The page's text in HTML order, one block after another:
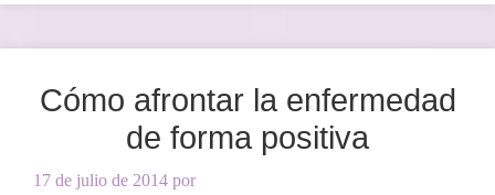
Cómo afrontar la enfermedad
de forma positiva
17 de julio de 2014 por